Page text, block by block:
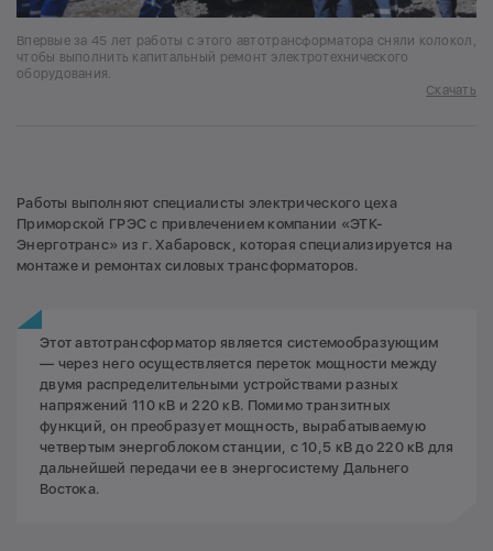
Впервые за 45 лет работы с этого автотрансформатора сняли колокол,
чтобы выполнить капитальный ремонт электротехнического
оборудования.
Скачать
Работы выполняют специалисты электрического цеха
Приморской ГРЭС с привлечением компании «ЭТК-
Энерготранс» из г. Хабаровск, которая специализируется на
монтаже и ремонтах силовых трансформаторов.
Этот автотрансформатор является системообразующим
— через него осуществляется переток мощности между
двумя распределительными устройствами разных
напряжений 110 кВ и 220 кВ. Помимо транзитных
функций, он преобразует мощность, вырабатываемую
четвертым энергоблоком станции, с 10,5 кВ до 220 кВ для
дальнейшей передачи ее в энергосистему Дальнего
Востока.